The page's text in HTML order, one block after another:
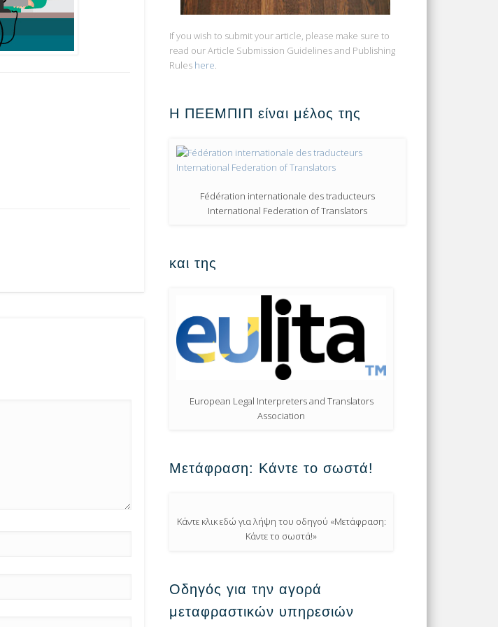
If you wish to submit your article, please make sure to
read our Article Submission Guidelines and Publishing
Rules here.
Η ΠΕΕΜΠΙΠ είναι μέλος της
Fédération internationale des traducteurs
International Federation of Translators
και της
European Legal Interpreters and Translators
Association
Μετάφραση: Κάντε το σωστά!
Κάντε κλικ εδώ για λήψη του οδηγού «Μετάφραση:
Κάντε το σωστά!»
Οδηγός για την αγορά
μεταφραστικών υπηρεσιών